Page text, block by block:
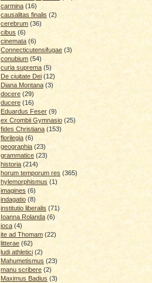
carmina (16)
causalitas finalis (2)
cerebrum (36)
cibus (6)
cinemata (6)
Connecticutensifugae (3)
conubium (54)
curia suprema (5)
De ciuitate Dei (12)
Diana Montana (3)
docere (29)
ducere (16)
Eduardus Feser (9)
ex Crombii Gymnasio (25)
fides Christiana (153)
florilegia (6)
geographia (23)
grammatice (23)
historia (214)
horum temporum res (365)
hylemorphismus (1)
imagines (6)
indagatio (8)
institutio liberalis (71)
Ioanna Rolanda (6)
ioca (4)
ite ad Thomam (22)
litterae (62)
ludi athletici (2)
Mahumetismus (23)
manu scribere (2)
Maximus Badius (3)